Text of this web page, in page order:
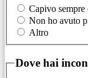
Capivo sempre
Non ho avuto
Altro
Dove hai